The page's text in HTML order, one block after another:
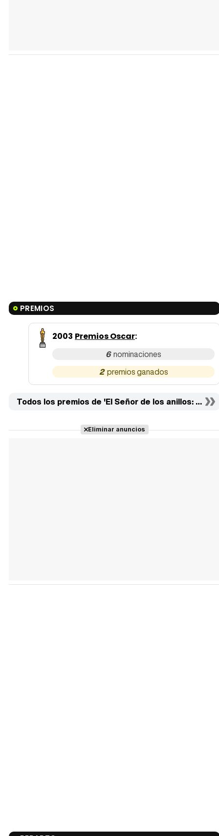
PREMIOS
2003 Premios Oscar:
6
2
Todos los premios de 'El Señor de los anillos: Las
Eliminar anuncios